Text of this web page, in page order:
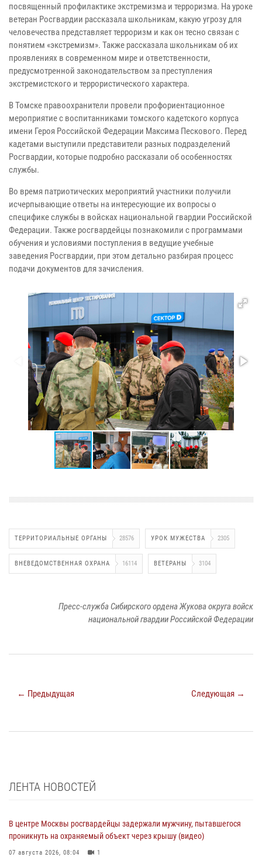
посвященный профилактике экстремизма и терроризма. На уроке
ветеран Росгвардии рассказала школьникам, какую угрозу для
человечества представляет терроризм и как он тесно связан с
понятием «экстремизм». Также рассказала школьникам об их
проявлениях в современном мире и ответственности,
предусмотренной законодательством за преступления
экстремистского и террористического характера.
В Томске правоохранители провели профориентационное
мероприятие с воспитанниками томского кадетского корпуса
имени Героя Российской Федерации Максима Пескового. Перед
кадетами выступили представители разных подразделений
Росгвардии, которые подробно рассказали об особенностях
службы.
Во время патриотических мероприятий участники получили
исчерпывающие ответы на интересующие их вопросы о
специфике службы в войсках национальной гвардии Российской
Федерации. Также росгвардейцы познакомили с программами
обучения и условиями поступления в ведущие учебные
заведения Росгвардии, при этом детально разбирая процесс
подачи документов для зачисления.
ТЕРРИТОРИАЛЬНЫЕ ОРГАНЫ 28576 УРОК МУЖЕСТВА 2305
ВНЕВЕДОМСТВЕННАЯ ОХРАНА 16114 ВЕТЕРАНЫ 3104
Пресс-служба Сибирского ордена Жукова округа войск
национальной гвардии Российской Федерации
← Предыдущая Следующая →
ЛЕНТА НОВОСТЕЙ
В центре Москвы росгвардейцы задержали мужчину, пытавшегося
проникнуть на охраняемый объект через крышу (видео)
07 августа 2026, 08:04 1